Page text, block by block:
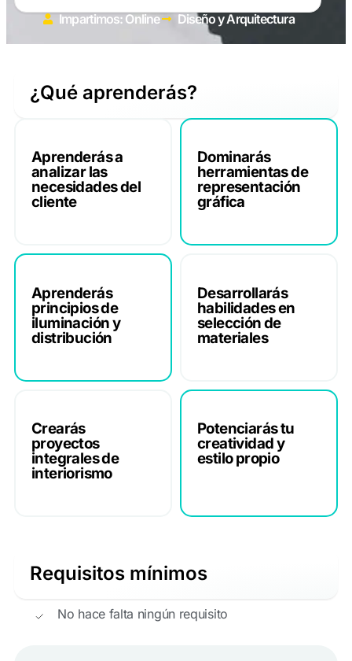
Impartimos: Online Diseño y Arquitectura
¿Qué aprenderás?
Aprenderás a
analizar las
necesidades del
cliente
Dominarás
herramientas de
representación
gráfica
Aprenderás
principios de
iluminación y
distribución
Desarrollarás
habilidades en
selección de
materiales
Crearás
proyectos
integrales de
interiorismo
Potenciarás tu
creatividad y
estilo propio
Requisitos mínimos
No hace falta ningún requisito